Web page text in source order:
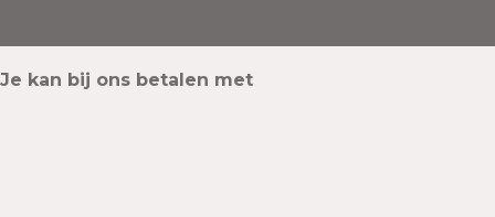
Je kan bij ons betalen met